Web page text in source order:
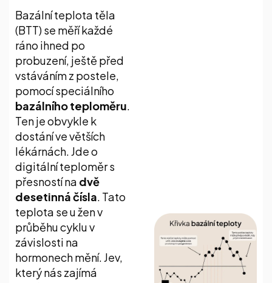
Jak zaznamenat anovulační cyklus v STM deník
Bazální teplota těla
(BTT) se měří každé
ráno ihned po
probuzení, ještě před
vstáváním z postele,
pomocí speciálního
bazálního teploměru.
Ten je obvykle k
dostání ve větších
lékárnách. Jde o
digitální teploměr s
přesností na dvě
desetinná čísla. Tato
teplota se u žen v
průběhu cyklu v
závislosti na
hormonech mění. Jev,
který nás zajímá